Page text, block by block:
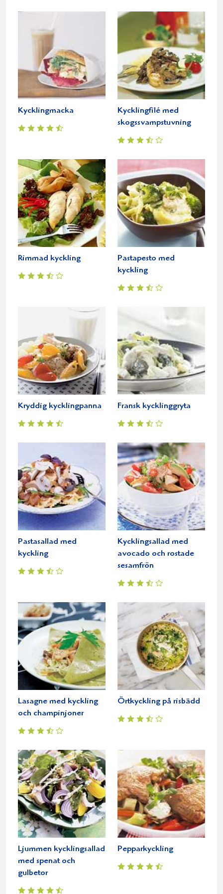
Kycklingmacka
Kycklingfilé med
skogssvampstuvning
Rimmad kyckling
Pastapesto med
kyckling
Kryddig kycklingpanna Fransk kycklinggryta
Pastasallad med
kyckling
Kycklingsallad med
avocado och rostade
sesamfrön
Lasagne med kyckling
och champinjoner
Örtkyckling på risbädd
Ljummen kycklingsallad
med spenat och
gulbetor
Pepparkyckling